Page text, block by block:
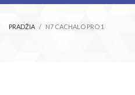
PRADŽIA N7 CACHALO PRO 1